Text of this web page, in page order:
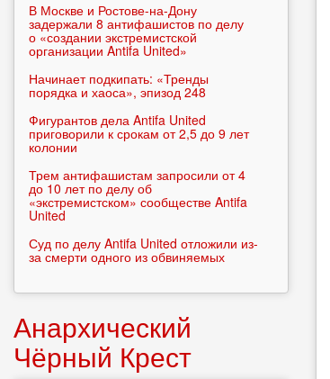
В Москве и Ростове-на-Дону
задержали 8 антифашистов по делу
о «создании экстремистской
организации Antifa United»
Начинает подкипать: «Тренды
порядка и хаоса», эпизод 248
Фигурантов дела Antifa United
приговорили к срокам от 2,5 до 9 лет
колонии
Трем антифашистам запросили от 4
до 10 лет по делу об
«экстремистском» сообществе Antifa
United
Суд по делу Antifa United отложили из-
за смерти одного из обвиняемых
Анархический
Чёрный Крест